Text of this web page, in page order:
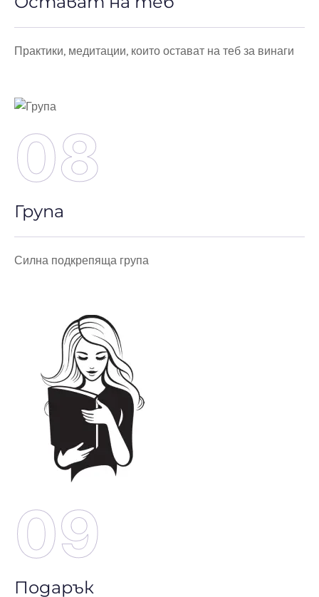
Практики, медитации, които остават на теб за винаги
08
Група
Силна подкрепяща група
09
Подарък